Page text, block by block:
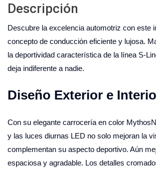
Descripción
Descubre la excelencia automotriz con este
concepto de conducción eficiente y lujosa.
la deportividad característica de la línea S-
deja indiferente a nadie.
Diseño Exterior e
Con su elegante carrocería en color
y las luces diurnas LED no solo mejoran la
complementan su aspecto deportivo. Aún
espaciosa y agradable. Los detalles